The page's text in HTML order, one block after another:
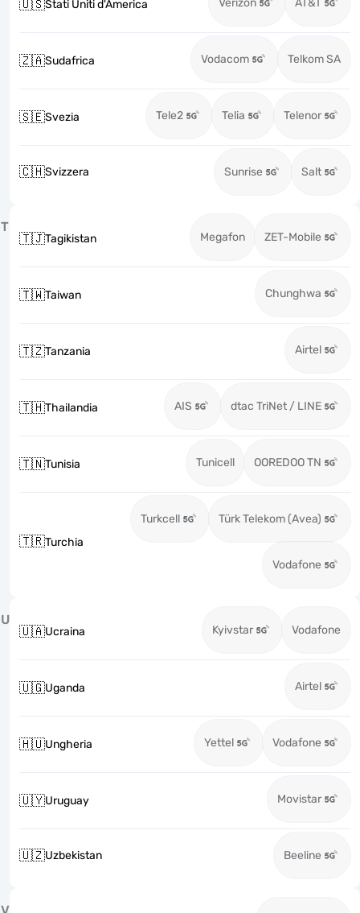
🇺🇸Stati Uniti d'America Verizon AT&T
🇿🇦Sudafrica Vodacom Telkom SA
🇸🇪Svezia Tele2 Telia Telenor
🇨🇭Svizzera Sunrise Salt
T
🇹🇯Tagikistan Megafon ZET-Mobile
🇹🇼Taiwan Chunghwa
🇹🇿Tanzania Airtel
🇹🇭Thailandia AIS dtac TriNet / LINE
🇹🇳Tunisia Tunicell OOREDOO TN
🇹🇷Turchia
Turkcell Türk Telekom (Avea)
Vodafone
U
🇺🇦Ucraina Kyivstar Vodafone
🇺🇬Uganda Airtel
🇭🇺Ungheria Yettel Vodafone
🇺🇾Uruguay Movistar
🇺🇿Uzbekistan Beeline